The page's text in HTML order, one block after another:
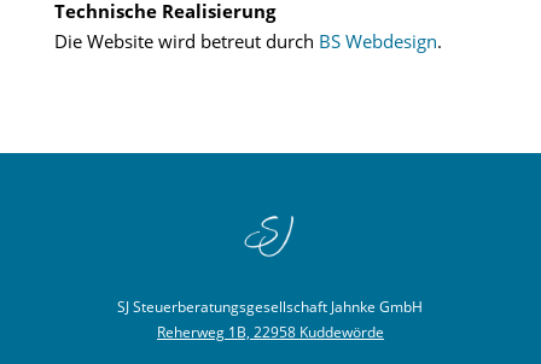
Technische Realisierung
Die Website wird betreut durch BS Webdesign.
SJ Steuerberatungsgesellschaft Jahnke GmbH
Reherweg 1B, 22958 Kuddewörde